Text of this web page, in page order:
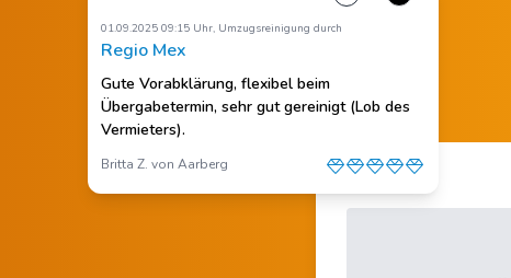
01.09.2025 09:15 Uhr, Umzugsreinigung durch
Regio Mex
Gute Vorabklärung, flexibel beim
Übergabetermin, sehr gut gereinigt (Lob des
Vermieters).
Britta Z. von Aarberg